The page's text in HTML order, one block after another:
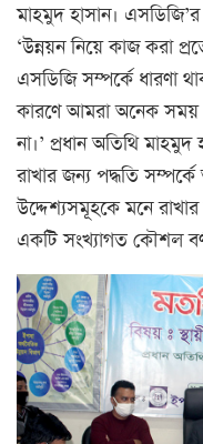
মাহমুদ হাসান।
‘উন্নয়ন নিয়ে কাজ করা
এসডিজি সম্পর্কে ধারণা
কারণে আমরা অনেক সময়
না।’ প্রধান অতিথি
রাখার জন্য পদ্ধতি
উদ্দেশ্যসমূহকে মনে
একটি সংখ্যাগত কৌশল